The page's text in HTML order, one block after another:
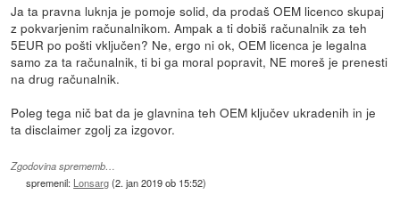
Ja ta pravna luknja je pomoje solid, da prodaš OEM licenco skupaj
z pokvarjenim računalnikom. Ampak a ti dobiš računalnik za teh
5EUR po pošti vključen? Ne, ergo ni ok, OEM licenca je legalna
samo za ta računalnik, ti bi ga moral popravit, NE moreš je prenesti
na drug računalnik.
Poleg tega nič bat da je glavnina teh OEM ključev ukradenih in je
ta disclaimer zgolj za izgovor.
Zgodovina sprememb…
spremenil: Lonsarg(2. jan 2019 ob 15:52)